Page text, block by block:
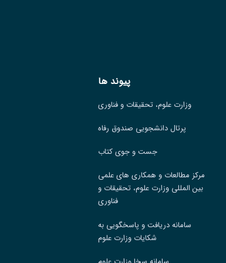
پیوند ها
وزارت علوم، تحقیقات و فناوری
پرتال دانشجویی صندوق رفاه
جست و جوی کتاب
مرکز مطالعات و همکاری های علمی
بین المللی وزارت علوم، تحقیقات و
فناوری
سامانه دریافت و پاسخگویی به
شکایات وزارت علوم